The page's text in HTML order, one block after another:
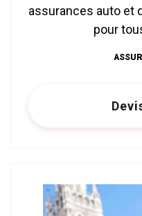
assurances auto et
pour